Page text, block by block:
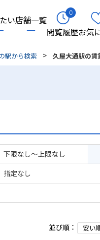
い店舗一覧
0
閲覧履歴お気
駅から検索 > 久屋大通駅の賃
下限なし～上限なし
指定なし
並び順：